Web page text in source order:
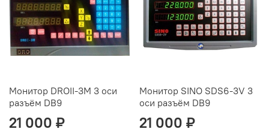
Монитор DROII-3M 3 оси
разъём DB9
21 000 ₽
Монитор SINO SDS6-3V 3
оси разъём DB9
21 000 ₽